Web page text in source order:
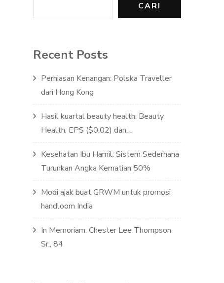
CARI
Recent Posts
Perhiasan Kenangan: Polska Traveller
dari Hong Kong
Hasil kuartal beauty health: Beauty
Health: EPS ($0.02) dan…
Kesehatan Ibu Hamil: Sistem Sederhana
Turunkan Angka Kematian 50%
Modi ajak buat GRWM untuk promosi
handloom India
In Memoriam: Chester Lee Thompson
Sr., 84